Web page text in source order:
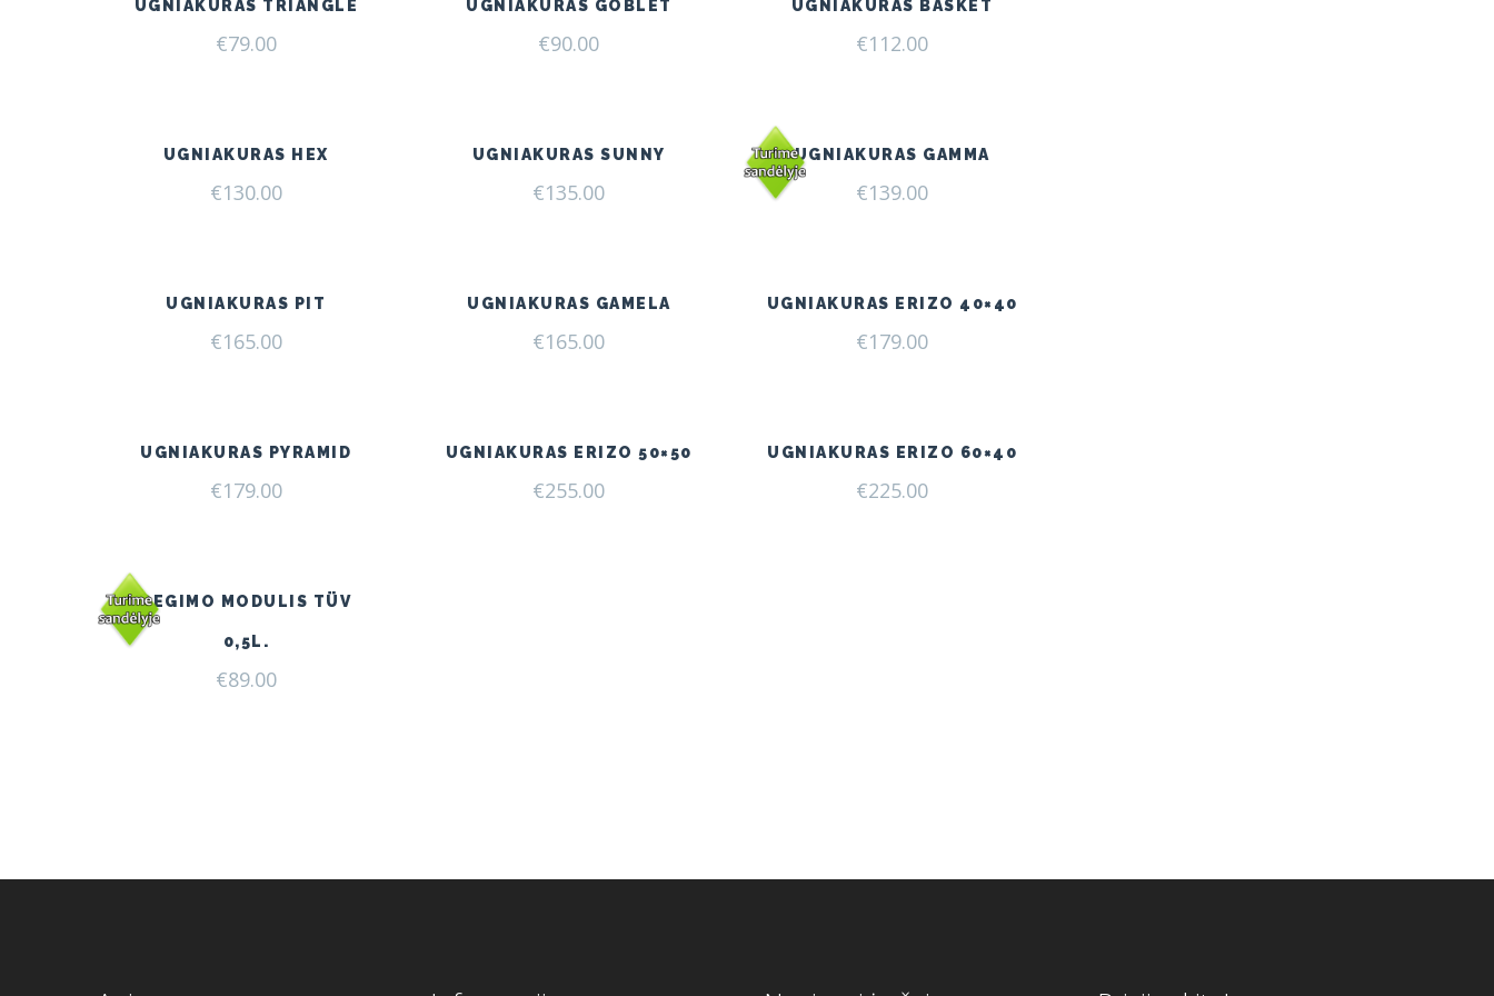
UGNIAKURAS TRIANGLE
€79.00
UGNIAKURAS GOBLET
€90.00
UGNIAKURAS BASKET
€112.00
UGNIAKURAS HEX
€130.00
UGNIAKURAS SUNNY
€135.00
UGNIAKURAS GAMMA
€139.00
UGNIAKURAS PIT
€165.00
UGNIAKURAS GAMELA
€165.00
UGNIAKURAS ERIZO 40×40
€179.00
UGNIAKURAS PYRAMID
€179.00
UGNIAKURAS ERIZO 50×50
€255.00
UGNIAKURAS ERIZO 60×40
€225.00
DEGIMO MODULIS TÜV
0,5L.
€89.00